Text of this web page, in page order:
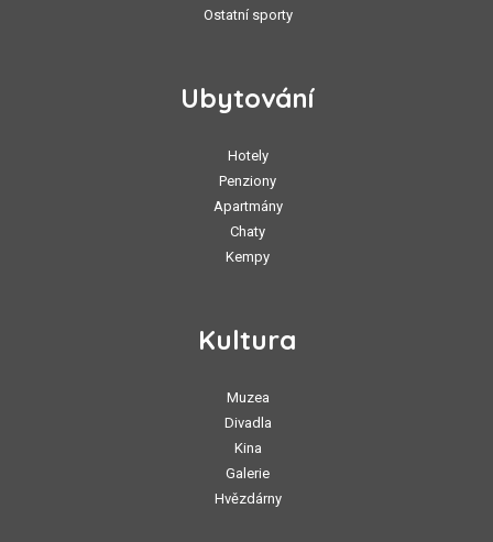
Ostatní sporty
Ubytování
Hotely
Penziony
Apartmány
Chaty
Kempy
Kultura
Muzea
Divadla
Kina
Galerie
Hvězdárny